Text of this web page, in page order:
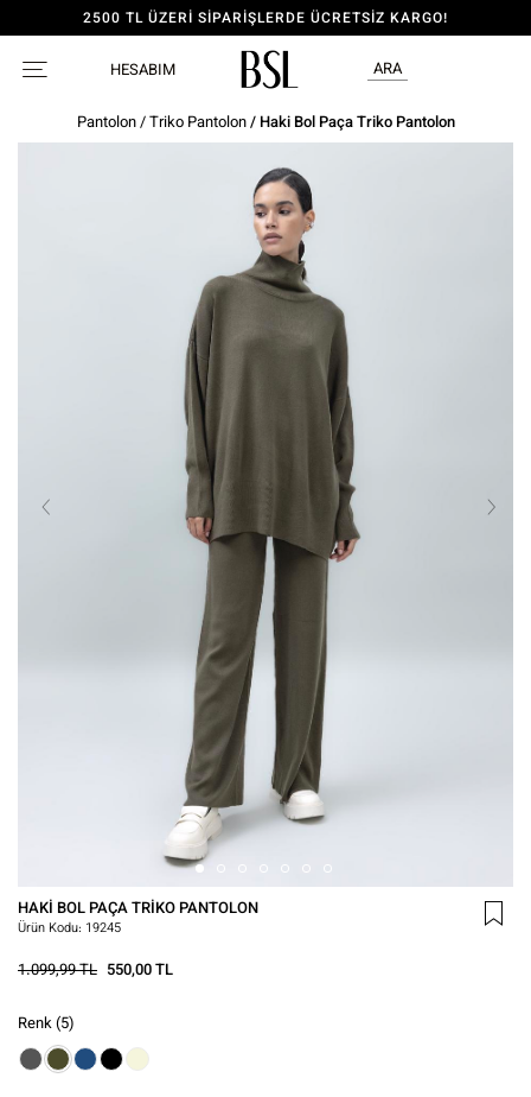
2500 TL ÜZERİ SİPARİŞLERDE ÜCRETSİZ KARGO!
HESABIM ARA
Pantolon/Triko Pantolon/ Haki Bol Paça Triko Pantolon
HAKI BOL PAÇA TRIKO PANTOLON
Ürün Kodu: 19245
1.099,99 TL 550,00 TL
Renk(5)